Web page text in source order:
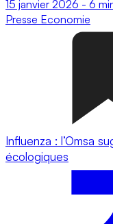
15 janvier 2026 - 6
Presse Economie
Influenza : l’Omsa
écologiques